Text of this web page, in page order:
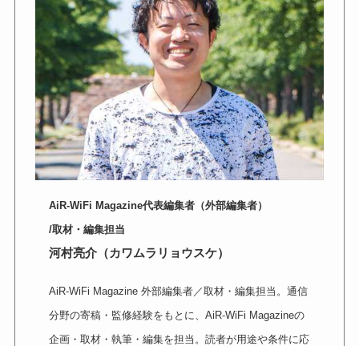
AiR-WiFi Magazine代表編集者（外部編集者）
/取材・編集担当
河村亮介（カワムラリョウスケ）
AiR-WiFi Magazine 外部編集者／取材・編集担当。通信
分野の寄稿・監修経験をもとに、AiR-WiFi Magazineの
企画・取材・執筆・編集を担当。読者が用途や条件に応